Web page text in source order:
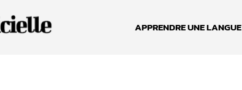
APPRENDRE UNE LANGUE